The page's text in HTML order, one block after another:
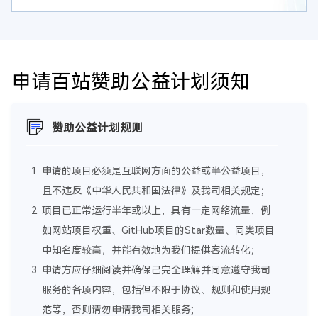
申请百站赞助公益计划须知
赞助公益计划规则
申请的项目必须是互联网方面的公益或半公益项目，
且不违反《中华人民共和国法律》及我司相关规定；
项目已正常运行半年或以上，具有一定网络流量，例
如网站项目权重、GitHub项目的Star数量、同类项目
中知名度较高，并能有效地为我们提供客流转化；
申请方应仔细阅读并确保己完全理解并同意遵守我司
服务的各项内容，包括但不限于协议、规则和使用规
范等，否则请勿申请我司相关服务;